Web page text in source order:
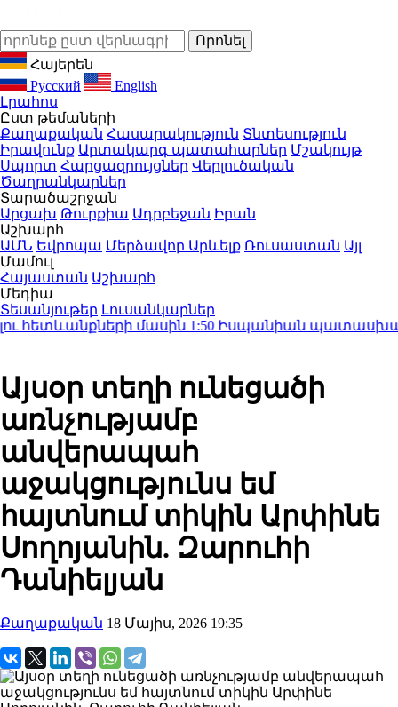
Հայերեն
Русский
English
Լրահոս
Ըստ թեմաների
Քաղաքական Հասարակություն Տնտեսություն
Իրավունք Արտակարգ պատահարներ Մշակույթ
Սպորտ Հարցազրույցներ Վերլուծական
Ծաղրանկարներ
Տարածաշրջան
Արցախ Թուրքիա Ադրբեջան Իրան
Աշխարհ
ԱՄՆ Եվրոպա Մերձավոր Արևելք Ռուսաստան Այլ
Մամուլ
Հայաստան Աշխարհ
Մեդիա
Տեսանյութեր Լուսանկարներ
հետևանքների մասին1:50Իսպանիան պատասխան
Այսօր տեղի ունեցածի
առնչությամբ
անվերապահ
աջակցությունս եմ
հայտնում տիկին Արփինե
Սողոյանին. Զարուհի
Դանիելյան
Քաղաքական 18 Մայիս, 2026 19:35